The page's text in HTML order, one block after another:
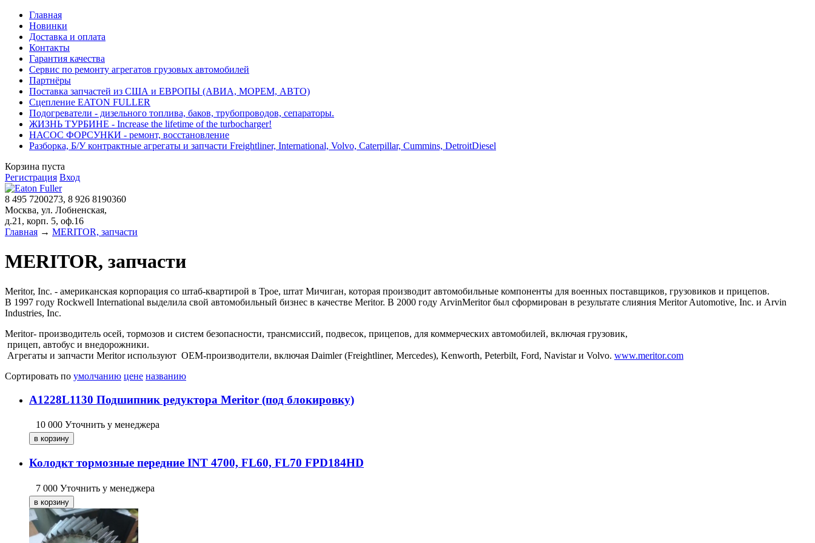
Главная
Новинки
Доставка и оплата
Контакты
Гарантия качества
Сервис по ремонту агрегатов грузовых автомобилей
Партнёры
Поставка запчастей из США и ЕВРОПЫ (АВИА, МОРЕМ, АВТО)
Сцепление EATON FULLER
Подогреватели - дизельного топлива, баков, трубопроводов, сепараторы.
ЖИЗНЬ ТУРБИНЕ - Increase the lifetime of the turbocharger!
НАСОС ФОРСУНКИ - ремонт, восстановление
Разборка, Б/У контрактные агрегаты и запчасти Freightliner, International, Volvo, Caterpillar, Cummins, DetroitDiesel
Корзина пуста
Регистрация Вход
8 495 7200273, 8 926 8190360
Москва, ул. Лобненская,
д.21, корп. 5, оф.16
Главная → MERITOR, запчасти
MERITOR, запчасти
Meritor, Inc. - американская корпорация со штаб-квартирой в Трое, штат Мичиган, которая производит автомобильные компоненты для военных поставщиков, грузовиков и прицепов.
В 1997 году Rockwell International выделила свой автомобильный бизнес в качестве Meritor. В 2000 году ArvinMeritor был сформирован в результате слияния Meritor Automotive, Inc. и Arvin
Industries, Inc.
Meritor- производитель осей, тормозов и систем безопасности, трансмиссий, подвесок, прицепов, для коммерческих автомобилей, включая грузовик,
прицеп, автобус и внедорожники.
Агрегаты и запчасти Meritor используют OEM-производители, включая Daimler (Freightliner, Mercedes), Kenworth, Peterbilt, Ford, Navistar и Volvo. www.meritor.com
Сортировать по умолчанию цене названию
A1228L1130 Подшипник редуктора Meritor (под блокировку)
10 000 Уточнить у менеджера
Колодкт тормозные передние INT 4700, FL60, FL70 FPD184HD
7 000 Уточнить у менеджера